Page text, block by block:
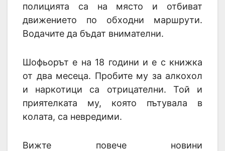
полицията са на място и отбиват
движението по обходни маршрути.
Водачите да бъдат внимателни.
Шофьорът е на 18 години и е с книжка
от два месеца. Пробите му за алкохол
и наркотици са отрицателни. Той и
приятелката му, която пътувала в
колата, са невредими.
Вижте повече новини